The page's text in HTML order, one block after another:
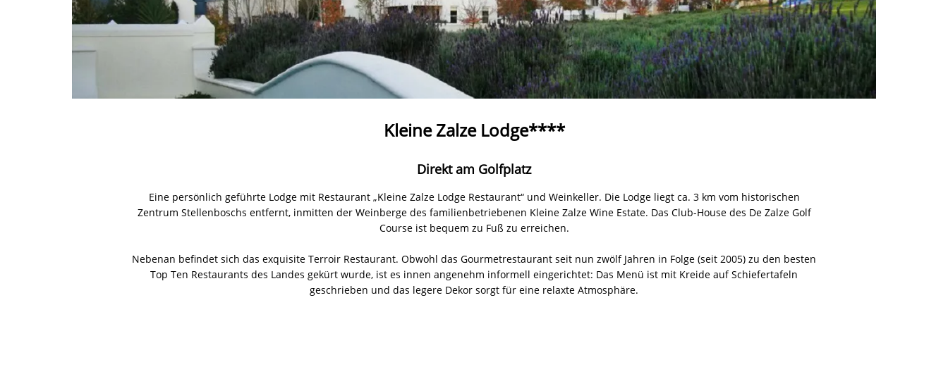
Kleine Zalze Lodge****
Direkt am Golfplatz
Eine persönlich geführte Lodge mit Restaurant „Kleine Zalze Lodge Restaurant“ und Weinkeller. Die Lodge liegt ca. 3 km vom historischen
Zentrum Stellenboschs entfernt, inmitten der Weinberge des familienbetriebenen Kleine Zalze Wine Estate. Das Club-House des De Zalze Golf
Course ist bequem zu Fuß zu erreichen.
Nebenan befindet sich das exquisite Terroir Restaurant. Obwohl das Gourmetrestaurant seit nun zwölf Jahren in Folge (seit 2005) zu den besten
Top Ten Restaurants des Landes gekürt wurde, ist es innen angenehm informell eingerichtet: Das Menü ist mit Kreide auf Schiefertafeln
geschrieben und das legere Dekor sorgt für eine relaxte Atmosphäre.